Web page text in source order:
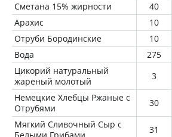
Сметана 15% жирности
40
Арахис
10
Отруби Бородинские
10
Вода
275
Цикорий натуральный
жареный молотый
3
Немецкие Хлебцы Ржаные с
Отрубями
30
Мягкий Сливочный Сыр с
31